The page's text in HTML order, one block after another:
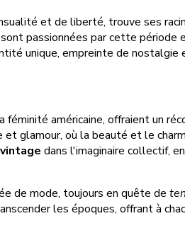
et de liberté, trouve ses
passionnées par cette période
unique, empreinte de nostalgie
féminité américaine, offraient un
glamour, où la beauté et le
dans l'imaginaire collectif,
de mode, toujours en quête de
les époques, offrant à